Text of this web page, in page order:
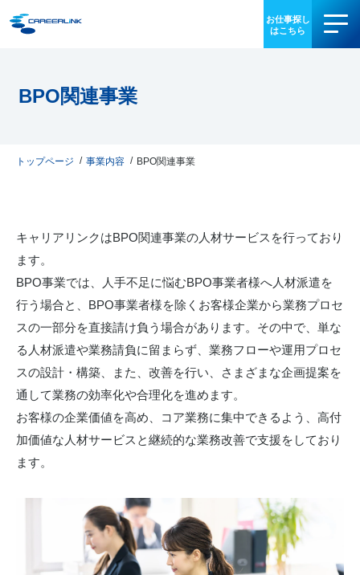
お役立ち情報
IR情報
採用情報
03-3340-5077
お問い合わせ
BPO関連事業
トップページ 事業内容 BPO関連事業
キャリアリンクはBPO関連事業の人材サービスを行っており
ます。
BPO事業では、人手不足に悩むBPO事業者様へ人材派遣を
行う場合と、BPO事業者様を除くお客様企業から業務プロセ
スの一部分を直接請け負う場合があります。その中で、単な
る人材派遣や業務請負に留まらず、業務フローや運用プロセ
スの設計・構築、また、改善を行い、さまざまな企画提案を
通して業務の効率化や合理化を進めます。
お客様の企業価値を高め、コア業務に集中できるよう、高付
加価値な人材サービスと継続的な業務改善で支援をしており
ます。